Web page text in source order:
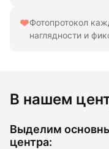
Фотопротокол
наглядности и
В нашем
Выделим
центра: